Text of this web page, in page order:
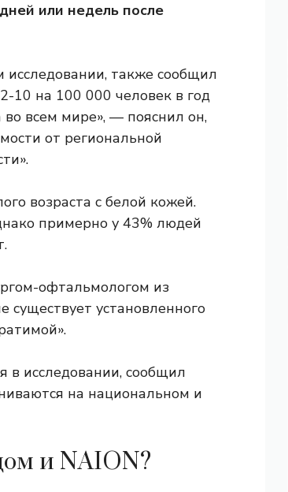
или недель после
также сообщил
10 на 100 000 человек в год
всем мире», — пояснил он,
от региональной
возраста с белой кожей.
примерно у 43% людей
офтальмологом из
существует установленного
в исследовании, сообщил
на национальном и
и NAION?